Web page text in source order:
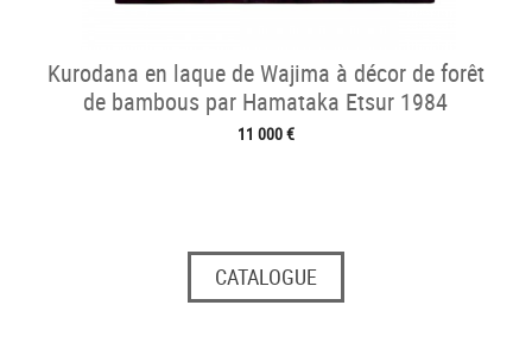
Kurodana en laque de Wajima à décor de forêt
de bambous par Hamataka Etsur 1984
11 000 €
CATALOGUE